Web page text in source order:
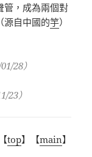
管，成為兩個對
源自中國的竽）
28）
23）
【top】【main】